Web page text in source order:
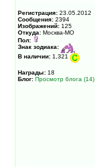
Регистрация: 23.05.2012
Сообщения: 2394
Изображений: 125
Откуда: Москва-МО
Пол:
Знак зодиака:
В наличии: 1,321
Награды: 18
Блог: Просмотр блога (14)